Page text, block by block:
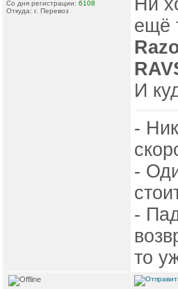
Со дня регистрации: 6108
Откуда: г. Перевоз
ещё
И
-
-
-
то